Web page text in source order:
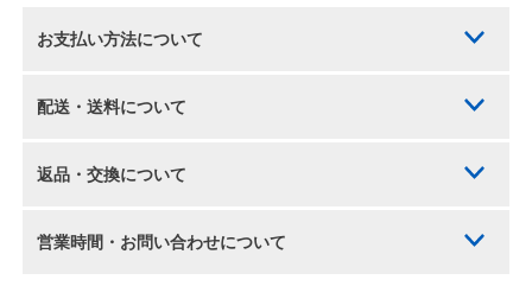
お支払い方法について
配送・送料について
返品・交換について
営業時間・お問い合わせについて